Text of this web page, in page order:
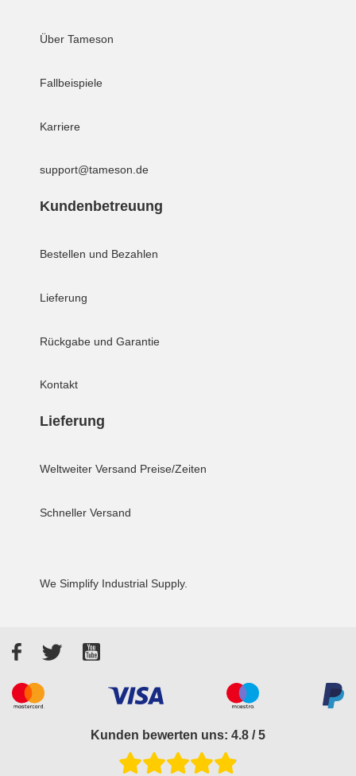
Über Tameson
Fallbeispiele
Karriere
support@tameson.de
Kundenbetreuung
Bestellen und Bezahlen
Lieferung
Rückgabe und Garantie
Kontakt
Lieferung
Weltweiter Versand Preise/Zeiten
Schneller Versand
We Simplify Industrial Supply.
FacebookTwitterYouTube
Kunden bewerten uns: 4.8 / 5